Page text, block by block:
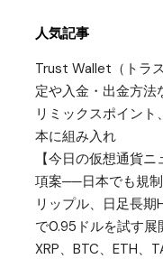
人気記事
Trust Wallet（トラ
定や入金・出金方法
リミックスポイン
本に組み入れ
【今日の仮想通貨
項案──日本でも規
リップル、日足長
で0.95ドルを試す展
XRP、BTC、ETH、